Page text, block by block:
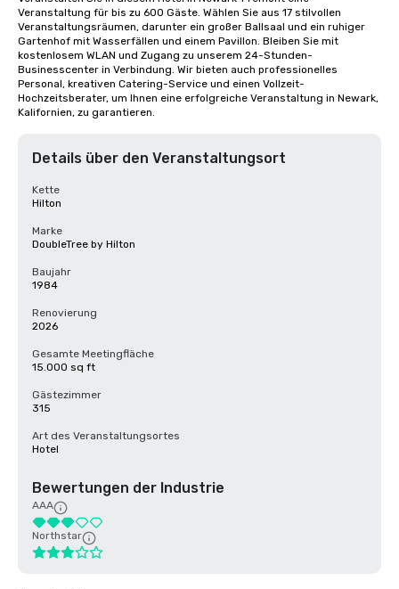
Veranstaltung für bis zu 600 Gäste. Wählen Sie aus 17 stilvollen
Veranstaltungsräumen, darunter ein großer Ballsaal und ein ruhiger
Gartenhof mit Wasserfällen und einem Pavillon. Bleiben Sie mit
kostenlosem WLAN und Zugang zu unserem 24-Stunden-
Businesscenter in Verbindung. Wir bieten auch professionelles
Personal, kreativen Catering-Service und einen Vollzeit-
Hochzeitsberater, um Ihnen eine erfolgreiche Veranstaltung in Newark,
Kalifornien, zu garantieren.
Details über den Veranstaltungsort
Kette
Hilton
Marke
DoubleTree by Hilton
Baujahr
1984
Renovierung
2026
Gesamte Meetingfläche
15.000 sq ft
Gästezimmer
315
Art des Veranstaltungsortes
Hotel
Bewertungen der Industrie
AAA
Northstar